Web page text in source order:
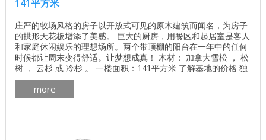
141平方米
庄严的牧场风格的房子以开放式可见的原木建筑而闻名，为房子
的拱形天花板增添了美感。 巨大的厨房，用餐区和起居室是客人
和家庭休闲娱乐的理想场所。两个带顶棚的阳台在一年中的任何
时候都让周末变得舒适。让梦想成真！ 木材： 加拿大雪松 ， 松
树 ， 云杉 或 冷杉 。 一楼面积：141平方米 了解基地的价格 独
立计算基础价格 所有建筑工程在建房和修理房屋 - 找出价格 木
屋的最佳项目 墙壁材料最佳住宅项目 加拿大房屋的平面图新斯
科舍省pdf下载 加拿大木屋的制造更多 加拿大木屋外部画廊细节
...
more